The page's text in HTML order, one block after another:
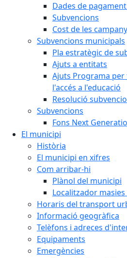
Dades de
Subvencions
Cost de les
Subvencions municipals
Pla estratègic de
Ajuts a entitats
Ajuts Programa
l'accés a l'educació
Resolució
Subvencions
Fons Next
El municipi
Història
El municipi en xifres
Com arribar-hi
Plànol del municipi
Localitzador
Horaris del transport
Informació geogràfica
Telèfons i adreces
Equipaments
Emergències